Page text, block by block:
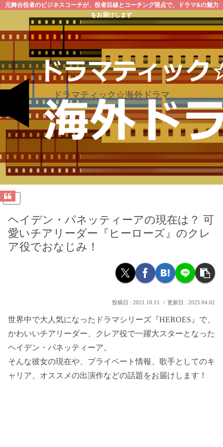
元舞台役者のビジネスコーチが、役者目線とコーチング視点で、ドラマ&の魅力
をお届けします
ドラマティック☆海外ドラマ
PR
ヘイデン・パネッティーアの現在は？ 可
愛いチアリーダー『ヒーローズ』のクレ
ア役でおなじみ！
2021.10.11 2025.04.02
世界中で大人気になったドラマシリーズ『HEROES』で、
かわいいチアリーダー、クレア役で一躍大スターとなった
ヘイデン・パネッティーア。
そんな彼女の現在や、プライベート情報、歌手としてのキ
ャリア、オススメの出演作などの話題をお届けします！